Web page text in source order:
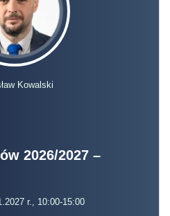
Kowalski
2026/2027 –
r., 10:00-15:00